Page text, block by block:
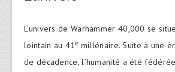
L’univers de Warhammer 40,000 se
lointain au 41e millénaire. Suite à une
de décadence, l’humanité a été